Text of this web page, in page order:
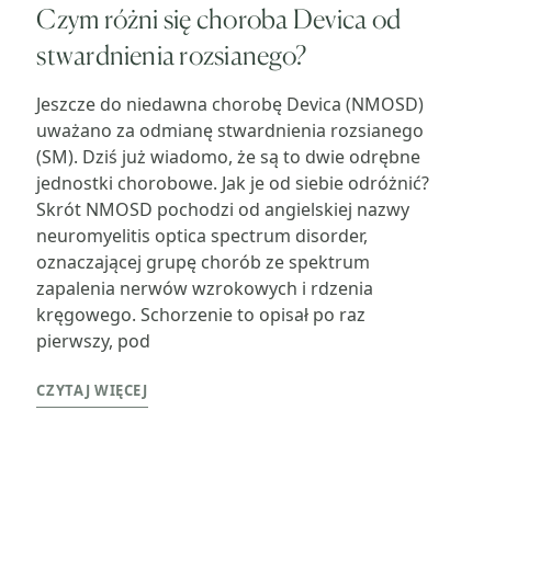
Czym różni się choroba Devica od
stwardnienia rozsianego?
Jeszcze do niedawna chorobę Devica (NMOSD)
uważano za odmianę stwardnienia rozsianego
(SM). Dziś już wiadomo, że są to dwie odrębne
jednostki chorobowe. Jak je od siebie odróżnić?
Skrót NMOSD pochodzi od angielskiej nazwy
neuromyelitis optica spectrum disorder,
oznaczającej grupę chorób ze spektrum
zapalenia nerwów wzrokowych i rdzenia
kręgowego. Schorzenie to opisał po raz
pierwszy, pod
CZYTAJ WIĘCEJ